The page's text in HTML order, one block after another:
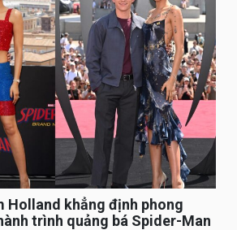
Holland khẳng định phong
trình quảng bá Spider-Man